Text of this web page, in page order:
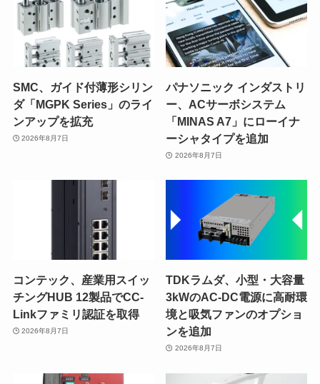
SMC、ガイド付薄形シリン
ダ「MGPK Series」のライ
ンアップを拡充
2026年8月7日
パナソニック インダストリ
ー、ACサーボシステム
「MINAS A7」にローイナ
ーシャタイプを追加
2026年8月7日
コンテック、産業用スイッ
チングHUB 12製品でCC-
Linkファミリ認証を取得
2026年8月7日
TDKラムダ、小型・大容量
3kWのAC-DC電源に高耐環
境と吸気ファンのオプショ
ンを追加
2026年8月7日